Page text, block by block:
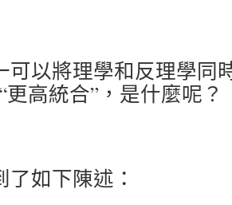
可以將理學和反理學同
更高統合”，是什麼呢？
如下陳述：